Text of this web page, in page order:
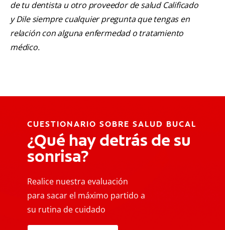
de tu dentista u otro proveedor de salud Calificado
y Dile siempre cualquier pregunta que tengas en
relación con alguna enfermedad o tratamiento
médico.
CUESTIONARIO SOBRE SALUD BUCAL
¿Qué hay detrás de su
sonrisa?
Realice nuestra evaluación
para sacar el máximo partido a
su rutina de cuidado